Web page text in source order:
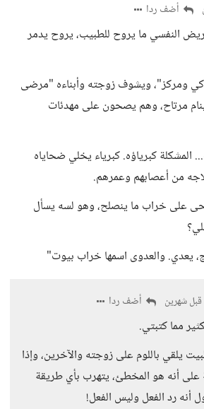
أضف ردا
النفسي ما يروح للطبيب، يروح يدمر
ومركز"، ويشوف زوجته وأبناءه "مرضى
مرتاح، وهم يصحون على مهدئات
المشكلة كبرياؤه. كبرياء يخلي ضحاياه
من أعصابهم وعمرهم.
على خراب ما ينصلح، وهو لسه يسأل
يعدي. والعدوى اسمها خراب بيوت"
قبل شهرين أضف ردا
مما كتبتي.
يلقي باللوم على زوجته والآخرين، وإذا
على أنه هو المخطئ، يتهرب بأي طريقة
أنه رد الفعل وليس الفعل!